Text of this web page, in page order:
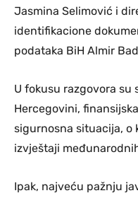
Jasmina Selimović i
identifikacione
podataka BiH Almir
U fokusu razgovora su
Hercegovini,
sigurnosna situacija, o
izvještaji
Ipak, najveću pažnju